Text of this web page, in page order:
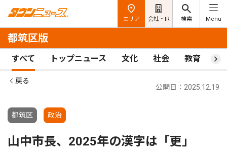
エリア 会社・IR 検索 Menu
都筑区版
すべて トップニュース 文化 社会 教育 ス
戻る
都筑区 政治
公開日：2025.12.19
山中市長、2025年の漢字は「更」